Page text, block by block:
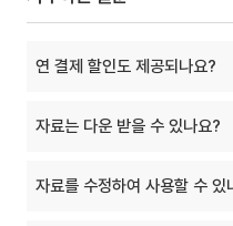
연 결제 할인도 제공되나요?
자료는 다운 받을 수 있나요?
자료를 수정하여 사용할 수 있